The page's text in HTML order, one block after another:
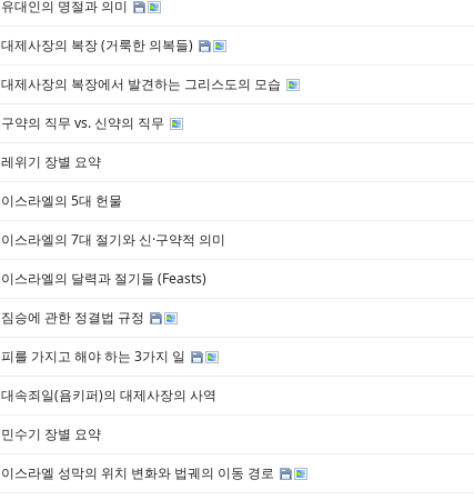
유대인의 명절과 의미
대제사장의 복장 (거룩한 의복들)
대제사장의 복장에서 발견하는 그리스도의 모습
구약의 직무 vs. 신약의 직무
레위기 장별 요약
이스라엘의 5대 헌물
이스라엘의 7대 절기와 신·구약적 의미
이스라엘의 달력과 절기들 (Feasts)
짐승에 관한 정결법 규정
피를 가지고 해야 하는 3가지 일
대속죄일(욤키퍼)의 대제사장의 사역
민수기 장별 요약
이스라엘 성막의 위치 변화와 법궤의 이동 경로